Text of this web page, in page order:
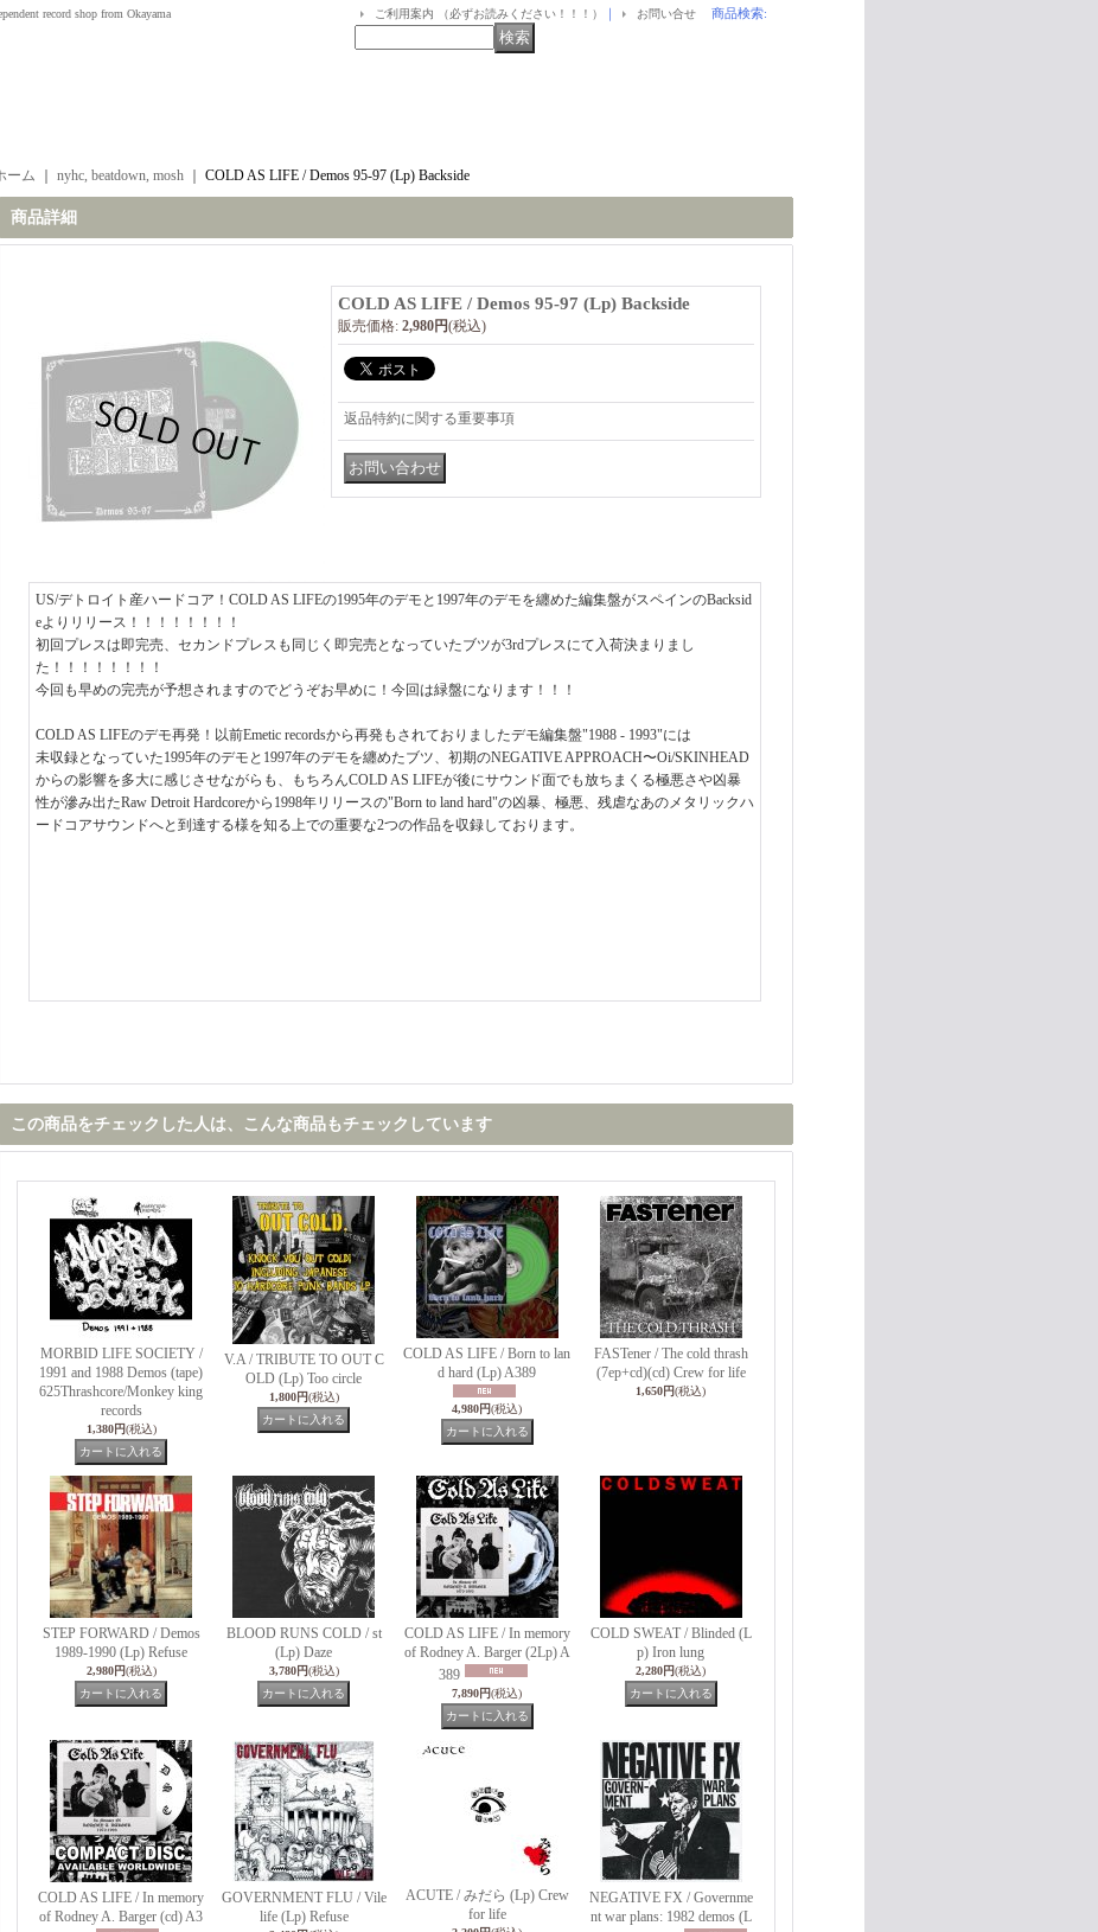
record shop from Okayama ご利用案内 （必ずお読みください！！！） ｜ お問い合せ 商品検索:
ーム nyhc, beatdown, mosh COLD AS LIFE / Demos 95-97 (Lp) Backside
商品詳細
COLD AS LIFE / Demos 95-97 (Lp) Backside
販売価格: 2,980円(税込)
返品特約に関する重要事項
US/デトロイト産ハードコア！COLD AS LIFEの1995年のデモと1997年のデモを纏めた編集盤がスペインのBacksid
eよりリリース！！！！！！！！
初回プレスは即完売、セカンドプレスも同じく即完売となっていたブツが3rdプレスにて入荷決まりまし
た！！！！！！！！
今回も早めの完売が予想されますのでどうぞお早めに！今回は緑盤になります！！！
COLD AS LIFEのデモ再発！以前Emetic recordsから再発もされておりましたデモ編集盤"1988 - 1993"には
未収録となっていた1995年のデモと1997年のデモを纏めたブツ、初期のNEGATIVE APPROACH〜Oi/SKINHEAD
からの影響を多大に感じさせながらも、もちろんCOLD AS LIFEが後にサウンド面でも放ちまくる極悪さや凶暴
性が滲み出たRaw Detroit Hardcoreから1998年リリースの"Born to land hard"の凶暴、極悪、残虐なあのメタリックハ
ードコアサウンドへと到達する様を知る上での重要な2つの作品を収録しております。
この商品をチェックした人は、こんな商品もチェックしています
MORBID LIFE SOCIETY /
1991 and 1988 Demos (tape)
625Thrashcore/Monkey king
records
1,380円(税込)
V.A / TRIBUTE TO OUT C
OLD (Lp) Too circle
1,800円(税込)
COLD AS LIFE / Born to lan
d hard (Lp) A389
4,980円(税込)
FASTener / The cold thrash
(7ep+cd)(cd) Crew for life
1,650円(税込)
STEP FORWARD / Demos
1989-1990 (Lp) Refuse
2,980円(税込)
BLOOD RUNS COLD / st
(Lp) Daze
3,780円(税込)
COLD AS LIFE / In memory
of Rodney A. Barger (2Lp) A
389
7,890円(税込)
COLD SWEAT / Blinded (L
p) Iron lung
2,280円(税込)
COLD AS LIFE / In memory
of Rodney A. Barger (cd) A3
GOVERNMENT FLU / Vile
life (Lp) Refuse
ACUTE / みだら (Lp) Crew
for life
NEGATIVE FX / Governme
nt war plans: 1982 demos (L